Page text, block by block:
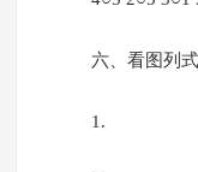
六、看图列
1.